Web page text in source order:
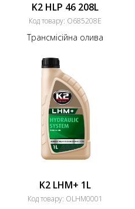
K2 HLP 46 208L
Код товару: O685208E
Трансмісійна олива
K2 LHM+ 1L
Код товару: OLHM0001